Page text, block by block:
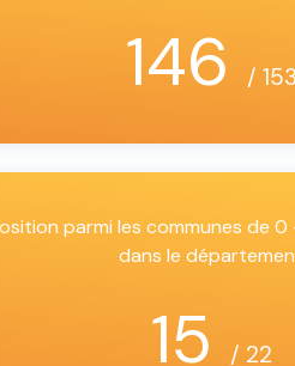
146 / 153
parmi les communes de
dans le
15 / 22